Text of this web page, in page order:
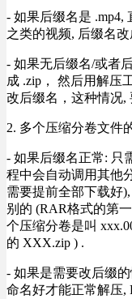
- 如果后缀名是 .mp4,
之类的视频, 后缀名
- 如果无后缀名/或者
成 .zip， 然后用解压
改后缀名，这种情况,
2. 多个压缩分卷文件
- 如果后缀名正常: 只
程中会自动调用其他
需要提前全部下载好
别的 (RAR格式的第
个压缩分卷是叫
的 XXX.zip ) .
- 如果是需要改后缀
命名好才能正常解压,